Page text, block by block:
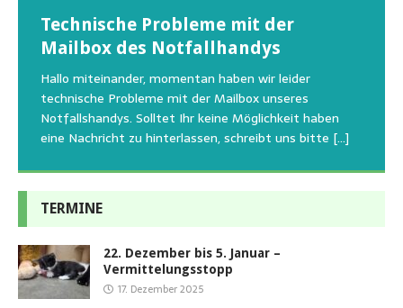
Technische Probleme mit der
Mailbox des Notfallhandys
Hallo miteinander, momentan haben wir leider
technische Probleme mit der Mailbox unseres
Notfallshandys. Solltet Ihr keine Möglichkeit haben
eine Nachricht zu hinterlassen, schreibt uns bitte […]
Beginn der Wildtierrettung
Aus aktuellem Anlass weisen wir darauf hin, dass die
Tierschutzinitiative Haßberge natürlich, wie auch in
den letzten 20 Jahren, immer noch für alle verwaisten
oder[…]
22.08.2026 Sommerfest im Tierheim
Wir bitten um Verständnis, dass am Tag vom
Sommerfest das Hundehaus zum Schutz unserer Tiere
geschlossen bleibt.Viele unserer Hunde erleben einen
emotionalen Stress bei Begegnung[…]
Wunschzettel unserer Fellnasen
Regelmäßig bekommen wir liebe Anfragen, wie man
uns am Besten unterstützen kann. Natürlich ziehen
die gesteigerten Kosten auch uns so richtig in die Knie
und[…]
TERMINE
22. Dezember bis 5. Januar –
Vermittelungsstopp
17. Dezember 2025